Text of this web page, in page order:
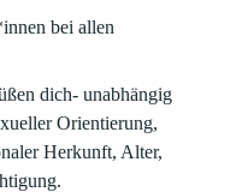
bei allen
dich- unabhängig
Orientierung,
Herkunft, Alter,